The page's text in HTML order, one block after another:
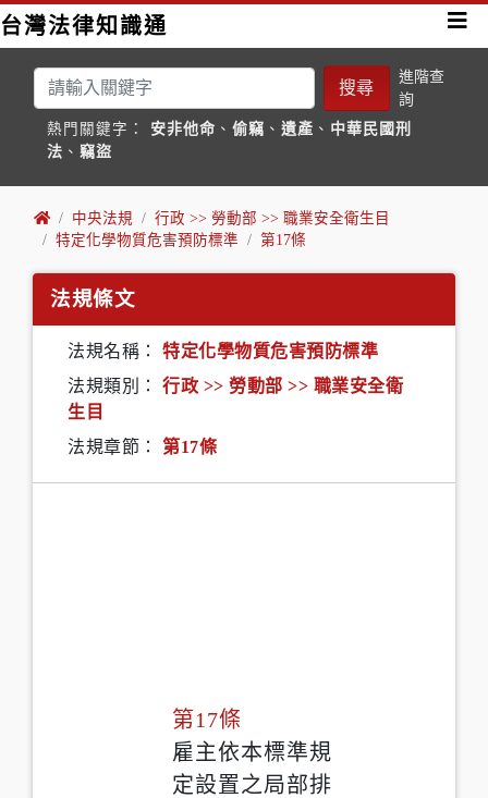
台灣法律知識通
搜尋
進階查
詢
熱門關鍵字： 安非他命 、 偷竊 、 遺產 、 中華民國刑
法 、 竊盜
中央法規
行政 >> 勞動部 >> 職業安全衛生目
特定化學物質危害預防標準
第17條
法規條文
法規名稱：
特定化學物質危害預防標準
法規類別：
行政 >> 勞動部 >> 職業安全衛
生目
法規章節：
第17條
第17條
雇主依本標準規
定設置之局部排